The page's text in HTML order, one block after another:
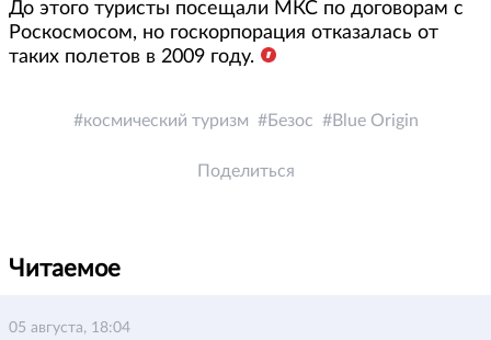
До этого туристы посещали МКС по договорам с
Роскосмосом, но госкорпорация отказалась от
таких полетов в 2009 году.
космический туризм Безос Blue Origin
Поделиться
Читаемое
05 августа, 18:04